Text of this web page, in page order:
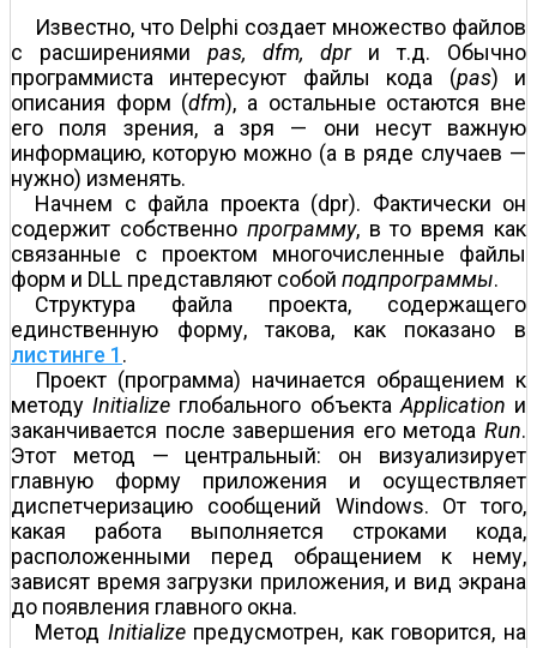
Известно, что Delphi создает множество файлов
с расширениями pas, dfm, dprи т.д. Обычно
программиста интересуют файлы кода (pas) и
описания форм (dfm), а остальные остаются вне
его поля зрения, а зря — они несут важную
информацию, которую можно (а в ряде случаев —
нужно) изменять.
Начнем с файла проекта (dpr). Фактически он
содержит собственно программу, в то время как
связанные с проектом многочисленные файлы
форм и DLL представляют собой подпрограммы.
Структура файла проекта, содержащего
единственную форму, такова, как показано в
листинге 1.
Проект (программа) начинается обращением к
методуInitialize глобального объектаApplication и
заканчивается после завершения его метода Run.
Этот метод — центральный: он визуализирует
главную форму приложения и осуществляет
диспетчеризацию сообщений Windows. От того,
какая работа выполняется строками кода,
расположенными перед обращением к нему,
зависят время загрузки приложения, и вид экрана
до появления главного окна.
Метод Initializeпредусмотрен, как говорится, на